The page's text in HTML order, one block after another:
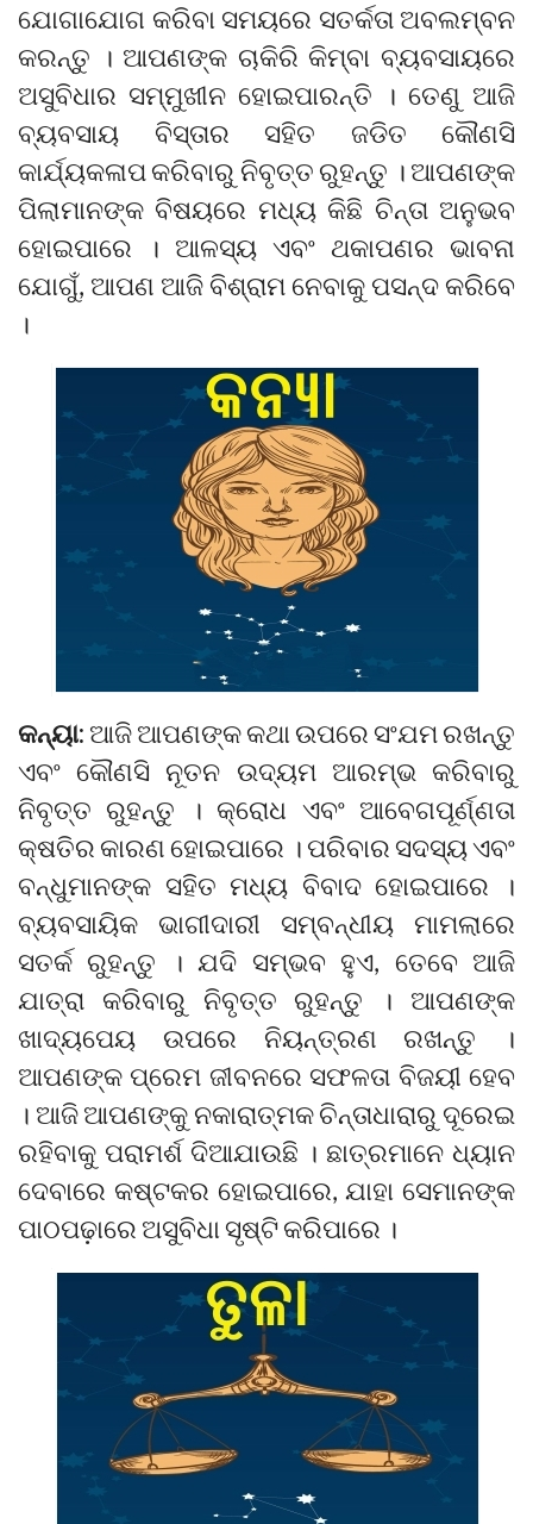
ଯୋଗାଯୋଗ କରିବା ସମୟରେ ସତର୍କତା ଅବଲମ୍ବନ
କରନ୍ତୁ । ଆପଣଙ୍କ ଚାକିରି କିମ୍ବା ବ୍ୟବସାୟରେ
ଅସୁବିଧାର ସମ୍ମୁଖୀନ ହୋଇପାରନ୍ତି । ତେଣୁ ଆଜି
ବ୍ୟବସାୟ ବିସ୍ତାର ସହିତ ଜଡିତ କୌଣସି
କାର୍ଯ୍ୟକଳାପ କରିବାରୁ ନିବୃତ୍ତ ରୁହନ୍ତୁ । ଆପଣଙ୍କ
ପିଲାମାନଙ୍କ ବିଷୟରେ ମଧ୍ୟ କିଛି ଚିନ୍ତା ଅନୁଭବ
ହୋଇପାରେ । ଆଳସ୍ୟ ଏବଂ ଥକାପଣର ଭାବନା
ଯୋଗୁଁ, ଆପଣ ଆଜି ବିଶ୍ରାମ ନେବାକୁ ପସନ୍ଦ କରିବେ
।
କନ୍ୟା: ଆଜି ଆପଣଙ୍କ କଥା ଉପରେ ସଂଯମ ରଖନ୍ତୁ
ଏବଂ କୌଣସି ନୂତନ ଉଦ୍ୟମ ଆରମ୍ଭ କରିବାରୁ
ନିବୃତ୍ତ ରୁହନ୍ତୁ । କ୍ରୋଧ ଏବଂ ଆବେଗପୂର୍ଣ୍ଣତା
କ୍ଷତିର କାରଣ ହୋଇପାରେ । ପରିବାର ସଦସ୍ୟ ଏବଂ
ବନ୍ଧୁମାନଙ୍କ ସହିତ ମଧ୍ୟ ବିବାଦ ହୋଇପାରେ ।
ବ୍ୟବସାୟିକ ଭାଗୀଦାରୀ ସମ୍ବନ୍ଧୀୟ ମାମଲାରେ
ସତର୍କ ରୁହନ୍ତୁ । ଯଦି ସମ୍ଭବ ହୁଏ, ତେବେ ଆଜି
ଯାତ୍ରା କରିବାରୁ ନିବୃତ୍ତ ରୁହନ୍ତୁ । ଆପଣଙ୍କ
ଖାଦ୍ୟପେୟ ଉପରେ ନିୟନ୍ତ୍ରଣ ରଖନ୍ତୁ ।
ଆପଣଙ୍କ ପ୍ରେମ ଜୀବନରେ ସଫଳତା ବିଜୟୀ ହେବ
। ଆଜି ଆପଣଙ୍କୁ ନକାରାତ୍ମକ ଚିନ୍ତାଧାରାରୁ ଦୂରେଇ
ରହିବାକୁ ପରାମର୍ଶ ଦିଆଯାଉଛି । ଛାତ୍ରମାନେ ଧ୍ୟାନ
ଦେବାରେ କଷ୍ଟକର ହୋଇପାରେ, ଯାହା ସେମାନଙ୍କ
ପାଠପଢ଼ାରେ ଅସୁବିଧା ସୃଷ୍ଟି କରିପାରେ ।